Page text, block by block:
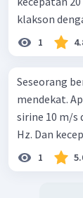
klakson
1
Seseorang
mendekat.
sirine 10 m/s
Hz. Dan
1